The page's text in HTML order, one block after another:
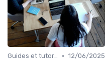
Guides et tutoriels • 12/06/2025